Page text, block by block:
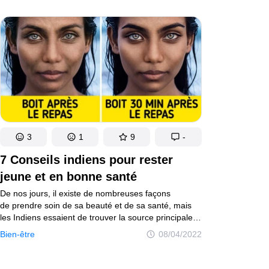
fruits qui peuvent prévenir et réduire les symptômes
de certaines maladies.
7 Conseils indiens pour rester
jeune et en bonne santé
Bien-être 08/04/2022
De nos jours, il existe de nombreuses façons
de prendre soin de sa beauté et de sa santé, mais
les Indiens essaient de trouver la source principale
de tout cela, notamment les troubles de la digestion.
En effet, les problèmes d’estomac peuvent entraîner
3 1 9 -